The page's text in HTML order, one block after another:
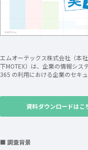
エムオーテックス株式会社（本
下MOTEX）は、企業の情報シ
365 の利用における企業のセキ
資料ダウンロードはこ
■ 調査背景